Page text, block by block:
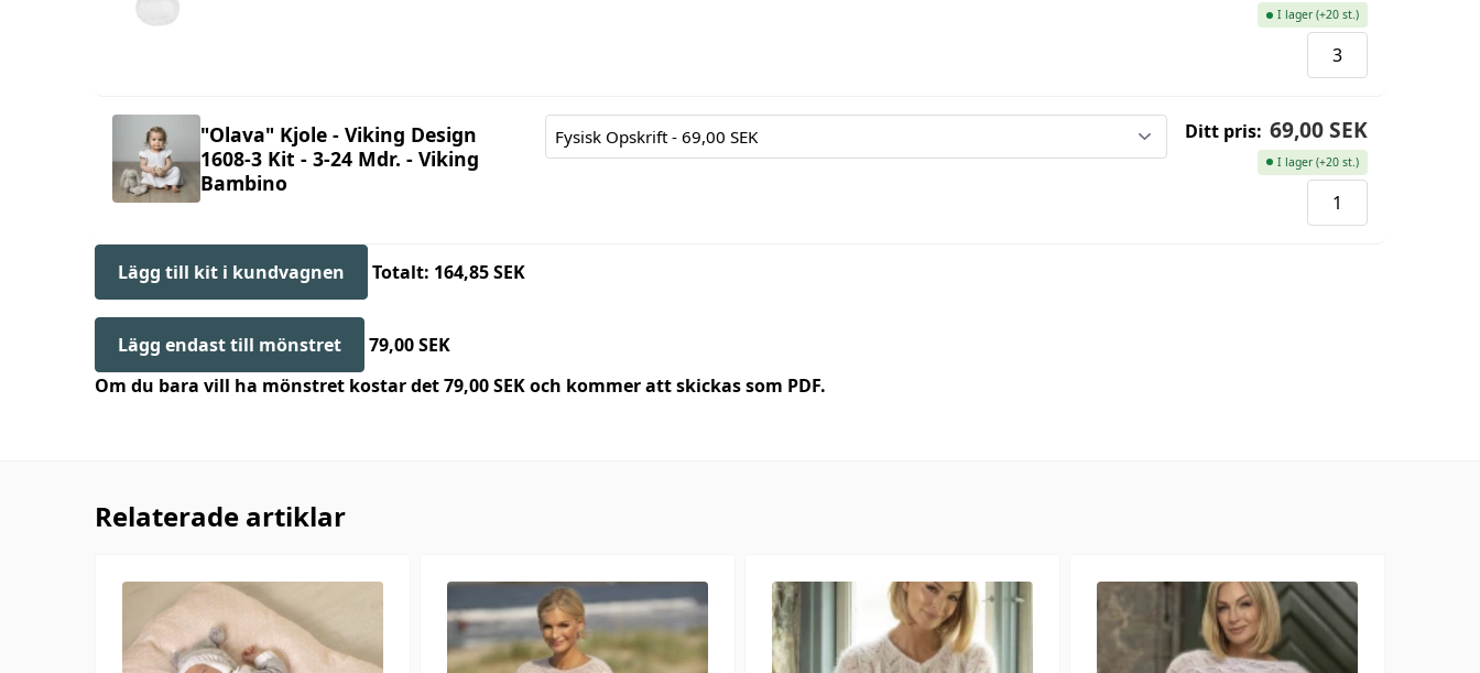
I lager (+20 st.)
"Olava" Kjole - Viking Design
1608-3 Kit - 3-24 Mdr. - Viking
Bambino
Ditt pris: 69,00 SEK
I lager (+20 st.)
Lägg till kit i kundvagnen Totalt: 164,85 SEK
Lägg endast till mönstret
79,00 SEK
Om du bara vill ha mönstret kostar det 79,00 SEK och kommer att skickas som PDF.
Relaterade artiklar